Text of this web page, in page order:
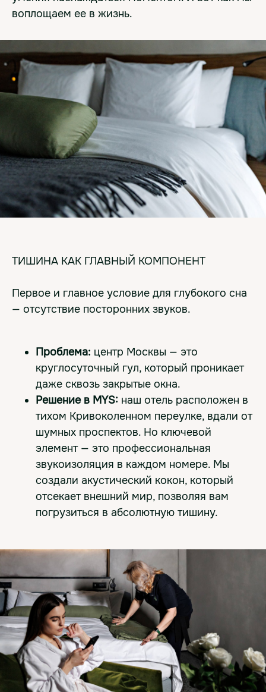
воплощаем ее в жизнь.
ТИШИНА КАК ГЛАВНЫЙ КОМПОНЕНТ
Первое и главное условие для глубокого сна
— отсутствие посторонних звуков.
Проблема: центр Москвы — это
круглосуточный гул, который проникает
даже сквозь закрытые окна.
Решение в MYS: наш отель расположен в
тихом Кривоколенном переулке, вдали от
шумных проспектов. Но ключевой
элемент — это профессиональная
звукоизоляция в каждом номере. Мы
создали акустический кокон, который
отсекает внешний мир, позволяя вам
погрузиться в абсолютную тишину.